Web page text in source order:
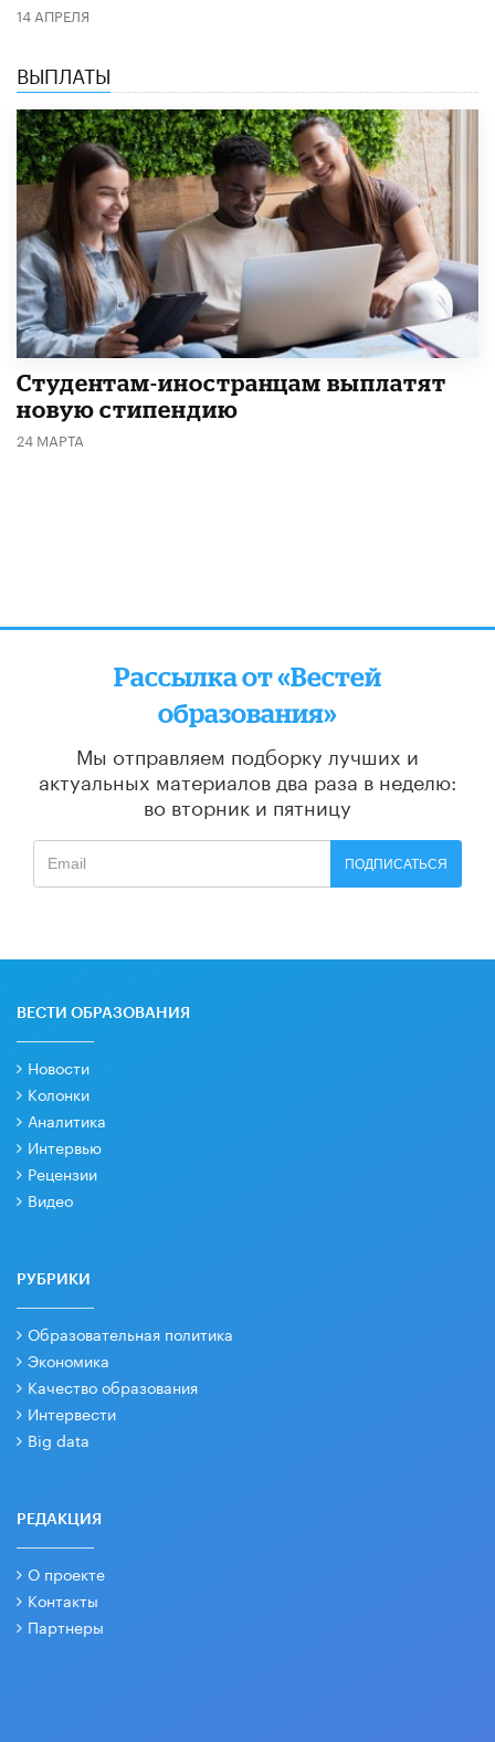
14 АПРЕЛЯ
ВЫПЛАТЫ
Студентам-иностранцам выплатят
новую стипендию
24 МАРТА
Рассылка от «Вестей
образования»
Мы отправляем подборку лучших и
актуальных материалов два раза в неделю:
во вторник и пятницу
ПОДПИСАТЬСЯ
ВЕСТИ ОБРАЗОВАНИЯ
Новости
Колонки
Аналитика
Интервью
Рецензии
Видео
РУБРИКИ
Образовательная политика
Экономика
Качество образования
Интервести
Big data
РЕДАКЦИЯ
О проекте
Контакты
Партнеры